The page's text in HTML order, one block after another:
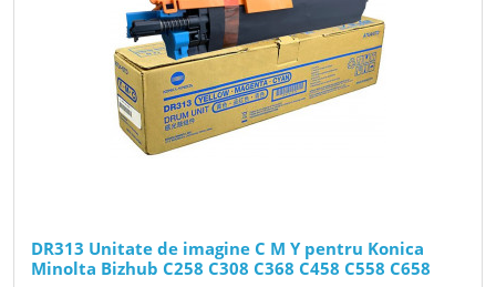
DR313 Unitate de imagine C M Y pentru Konica
Minolta Bizhub C258 C308 C368 C458 C558 C658